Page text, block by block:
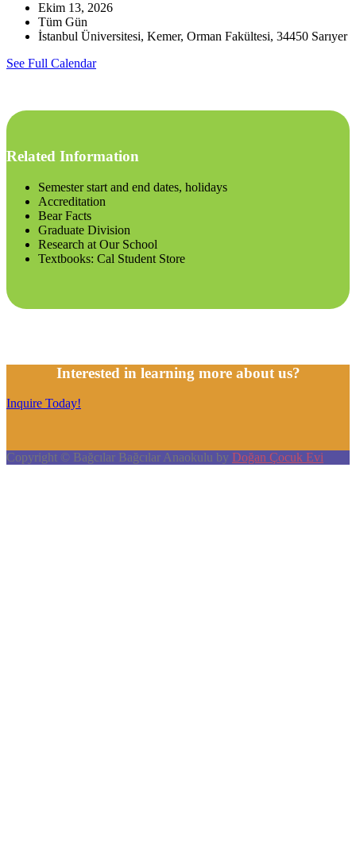
Ekim 13, 2026
Tüm Gün
İstanbul Üniversitesi, Kemer, Orman Fakültesi, 34450 Sarıyer
See Full Calendar
Related Information
Semester start and end dates, holidays
Accreditation
Bear Facts
Graduate Division
Research at Our School
Textbooks: Cal Student Store
Interested in learning more about us?
Inquire Today!
Copyright © Bağcılar Bağcılar Anaokulu by Doğan Çocuk Evi